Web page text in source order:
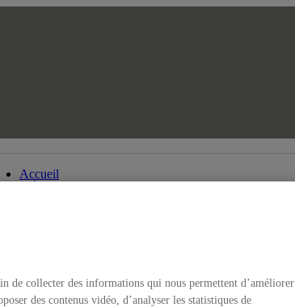
Accueil
de collecter des informations qui nous permettent d’améliorer
des contenus vidéo, d’analyser les statistiques de